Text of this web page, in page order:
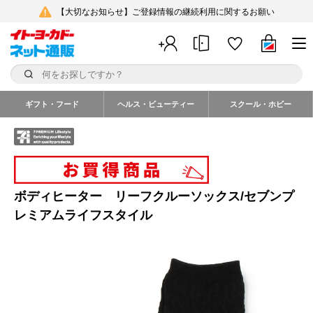
【大切なお知らせ】ご登録情報の継続利用に関するお願い
ギフト・フード ヘルス・ビューティー スクール・ホビー
ボディヒーター リーフクルーソックス/セブンプ
レミアムライフスタイル